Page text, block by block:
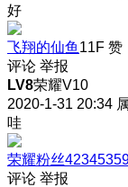
好
飞翔的仙鱼 11F 赞
评论 举报
LV8荣耀V10
2020-1-31 20:34
哇
荣耀粉丝
评论 举报